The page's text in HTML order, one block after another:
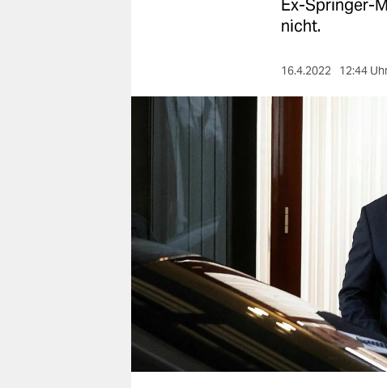
verlag
verlag
fragen & hilfe
unterstützen
abo
genossenschaft
epaper login
Ex-Springer-
nicht.
16.4.2022 12:44